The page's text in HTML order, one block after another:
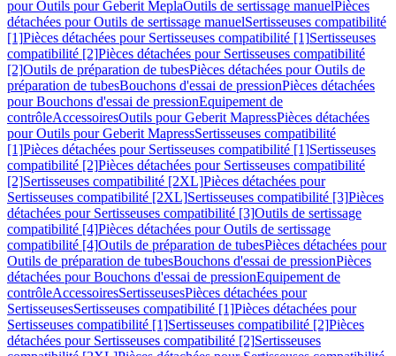
pour Outils pour Geberit MeplaOutils de sertissage manuelPièces
détachées pour Outils de sertissage manuelSertisseuses compatibilité
[1]Pièces détachées pour Sertisseuses compatibilité [1]Sertisseuses
compatibilité [2]Pièces détachées pour Sertisseuses compatibilité
[2]Outils de préparation de tubesPièces détachées pour Outils de
préparation de tubesBouchons d'essai de pressionPièces détachées
pour Bouchons d'essai de pressionEquipement de
contrôleAccessoiresOutils pour Geberit MapressPièces détachées
pour Outils pour Geberit MapressSertisseuses compatibilité
[1]Pièces détachées pour Sertisseuses compatibilité [1]Sertisseuses
compatibilité [2]Pièces détachées pour Sertisseuses compatibilité
[2]Sertisseuses compatibilité [2XL]Pièces détachées pour
Sertisseuses compatibilité [2XL]Sertisseuses compatibilité [3]Pièces
détachées pour Sertisseuses compatibilité [3]Outils de sertissage
compatibilité [4]Pièces détachées pour Outils de sertissage
compatibilité [4]Outils de préparation de tubesPièces détachées pour
Outils de préparation de tubesBouchons d'essai de pressionPièces
détachées pour Bouchons d'essai de pressionEquipement de
contrôleAccessoiresSertisseusesPièces détachées pour
SertisseusesSertisseuses compatibilité [1]Pièces détachées pour
Sertisseuses compatibilité [1]Sertisseuses compatibilité [2]Pièces
détachées pour Sertisseuses compatibilité [2]Sertisseuses